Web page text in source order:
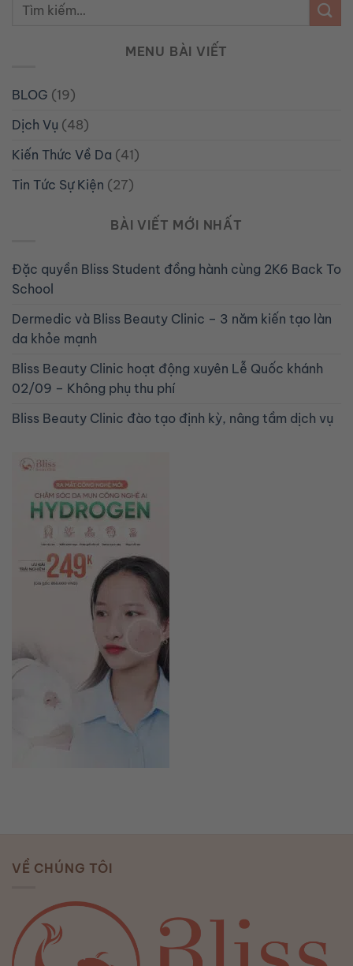
MENU BÀI VIẾT
BLOG (19)
Dịch Vụ (48)
Kiến Thức Về Da (41)
Tin Tức Sự Kiện (27)
BÀI VIẾT MỚI NHẤT
Đặc quyền Bliss Student đồng hành cùng 2K6 Back To
School
Dermedic và Bliss Beauty Clinic – 3 năm kiến tạo làn
da khỏe mạnh
Bliss Beauty Clinic hoạt động xuyên Lễ Quốc khánh
02/09 – Không phụ thu phí
Bliss Beauty Clinic đào tạo định kỳ, nâng tầm dịch vụ
VỀ CHÚNG TÔI